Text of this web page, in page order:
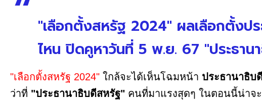
"เลือกตั้งสหรัฐ 2024" ผลเลือกตั้งป
ไหน ปิดคูหาวันที่ 5 พ.ย. 67 "ประธาน
"เลือกตั้งสหรัฐ 2024" ใกล้จะได้เห็นโฉมหน้า ประธานาธิบ
ว่าที่ "ประธานาธิบดีสหรัฐ" คนที่มาแรงสุดๆ ในตอนนี้น่าจ